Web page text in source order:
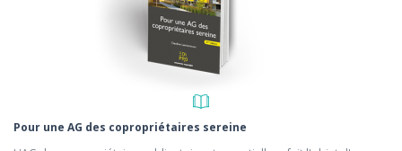
Pour une AG des copropriétaires sereine